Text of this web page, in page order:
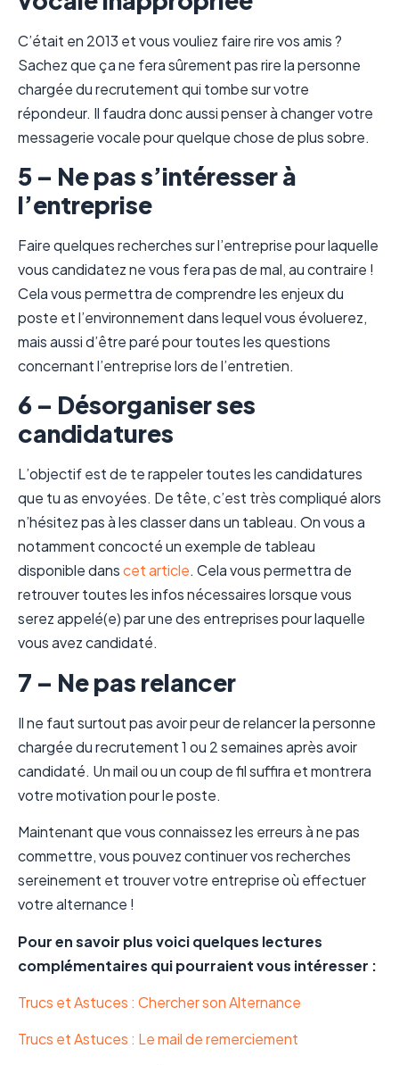
C’était en 2013 et vous vouliez faire rire vos amis ?
Sachez que ça ne fera sûrement pas rire la personne
chargée du recrutement qui tombe sur votre
répondeur. Il faudra donc aussi penser à changer votre
messagerie vocale pour quelque chose de plus sobre.
5 – Ne pas s’intéresser à
l’entreprise
Faire quelques recherches sur l’entreprise pour laquelle
vous candidatez ne vous fera pas de mal, au contraire !
Cela vous permettra de comprendre les enjeux du
poste et l’environnement dans lequel vous évoluerez,
mais aussi d’être paré pour toutes les questions
concernant l’entreprise lors de l’entretien.
6 – Désorganiser ses
candidatures
L’objectif est de te rappeler toutes les candidatures
que tu as envoyées. De tête, c’est très compliqué alors
n’hésitez pas à les classer dans un tableau. On vous a
notamment concocté un exemple de tableau
disponible danscet article. Cela vous permettra de
retrouver toutes les infos nécessaires lorsque vous
serez appelé(e) par une des entreprises pour laquelle
vous avez candidaté.
7 – Ne pas relancer
Il ne faut surtout pas avoir peur de relancer la personne
chargée du recrutement 1 ou 2 semaines après avoir
candidaté. Un mail ou un coup de fil suffira et montrera
votre motivation pour le poste.
Maintenant que vous connaissez les erreurs à ne pas
commettre, vous pouvez continuer vos recherches
sereinement et trouver votre entreprise où effectuer
votre alternance !
Pour en savoir plus voici quelques lectures
complémentaires qui pourraient vous intéresser :
Trucs et Astuces : Chercher son Alternance
Trucs et Astuces : Le mail de remerciement